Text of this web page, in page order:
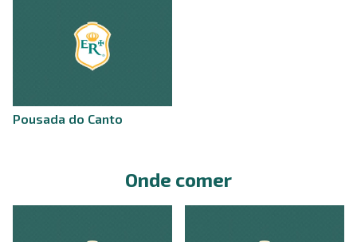
Pousada do Canto
Onde comer